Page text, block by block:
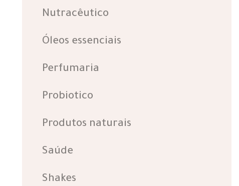
Nutracêutico
Óleos essenciais
Perfumaria
Probiotico
Produtos naturais
Saúde
Shakes